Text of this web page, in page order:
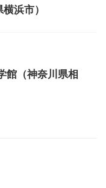
浜市）
館（神奈川県相